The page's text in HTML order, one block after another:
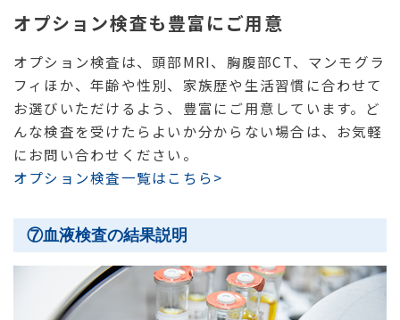
オプション検査も豊富にご用意
オプション検査は、頭部MRI、胸腹部CT、マンモグラ
フィほか、年齢や性別、家族歴や生活習慣に合わせて
お選びいただけるよう、豊富にご用意しています。ど
んな検査を受けたらよいか分からない場合は、お気軽
にお問い合わせください。
オプション検査一覧はこちら>
⑦血液検査の結果説明